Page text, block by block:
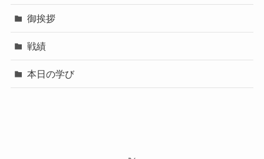
御挨拶
戦績
本日の学び